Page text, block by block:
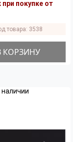
покупке от
товара: 3538
КОРЗИНУ
наличии